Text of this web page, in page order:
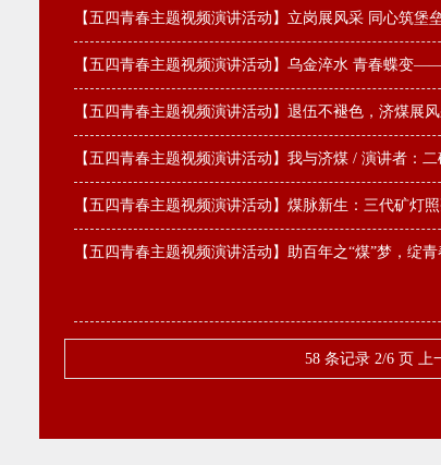
【五四青春主题视频演讲活动】立岗展风采 同心筑
【五四青春主题视频演讲活动】乌金淬水 青春蝶变
【五四青春主题视频演讲活动】退伍不褪色，济煤展
【五四青春主题视频演讲活动】我与济煤 / 演讲者：
【五四青春主题视频演讲活动】煤脉新生：三代矿灯
【五四青春主题视频演讲活动】助百年之“煤”梦，
58 条记录 2/6 页上